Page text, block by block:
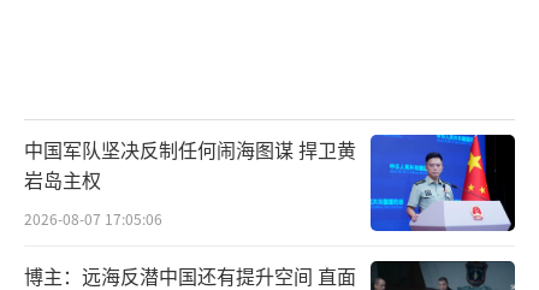
中国军队坚决反制任何闹海图谋 捍卫黄
岩岛主权
2026-08-07 17:05:06
博主：远海反潜中国还有提升空间 直面